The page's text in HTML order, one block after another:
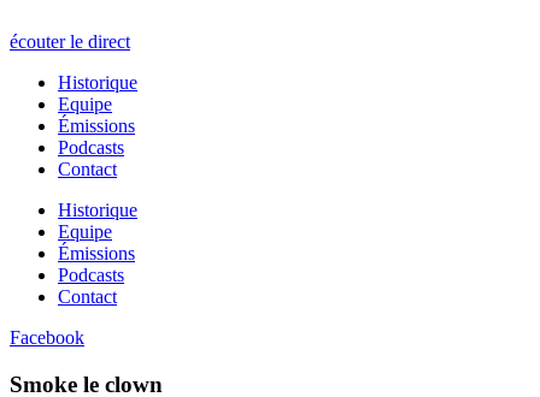
écouter le direct
Historique
Equipe
Émissions
Podcasts
Contact
Historique
Equipe
Émissions
Podcasts
Contact
Facebook
Smoke le clown